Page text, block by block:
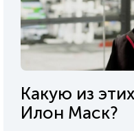
Какую из
Илон Маск?